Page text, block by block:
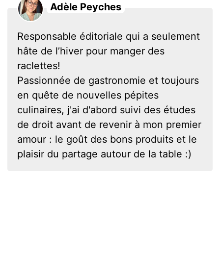
Adèle Peyches
Responsable éditoriale qui a seulement
hâte de l’hiver pour manger des
raclettes!
Passionnée de gastronomie et toujours
en quête de nouvelles pépites
culinaires, j'ai d'abord suivi des études
de droit avant de revenir à mon premier
amour : le goût des bons produits et le
plaisir du partage autour de la table :)